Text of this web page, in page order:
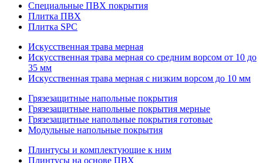
Специальные ПВХ покрытия
Плитка ПВХ
Плитка SPC
Искуccтвенная трава мерная
Искусственная трава мерная со средним ворсом от 10 до
35 мм
Искусственная трава мерная с низким ворсом до 10 мм
Грязезащитные напольные покрытия
Грязезащитные напольные покрытия мерные
Грязезащитные напольные покрытия готовые
Модульные напольные покрытия
Плинтусы и комплектующие к ним
Плинтусы на основе ПВХ